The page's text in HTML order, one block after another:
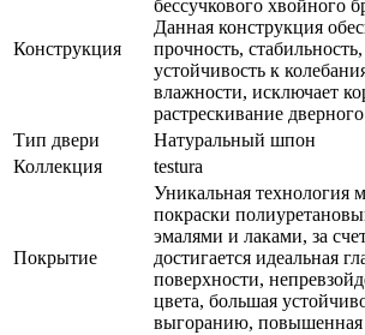
Конструкция
бессучкового хвойного
Данная конструкция
прочность,
устойчивость к
влажности, исключает
растрескивание
Тип двери
Натуральный шпон
Коллекция
testura
Покрытие
Уникальная технология
покраски
эмалями и лаками, за
достигается идеальная
поверхности,
цвета, большая
выгоранию, повышенная